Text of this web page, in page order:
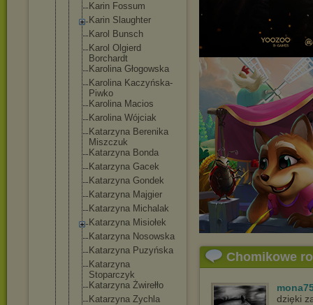
Karin Fossum
Karin Slaughter
Karol Bunsch
Karol Olgierd
Borchardt
Karolina Głogowska
Karolina Kaczyńska-
Piwko
Karolina Macios
Karolina Wójciak
Katarzyna Berenika
Miszczuk
Katarzyna Bonda
Katarzyna Gacek
Katarzyna Gondek
Katarzyna Majgier
Katarzyna Michalak
Katarzyna Misiołek
Katarzyna Nosowska
Katarzyna Puzyńska
Katarzyna
Stoparczyk
Katarzyna Żwirełło
Katarzyna Zychla
Chomikowe
dzięki